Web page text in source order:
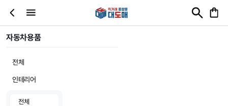
자동차용품
전체
인테리어
전체